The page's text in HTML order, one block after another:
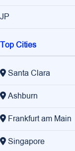
JP
Top Cities
Santa Clara
Ashburn
Frankfurt am Main
Singapore